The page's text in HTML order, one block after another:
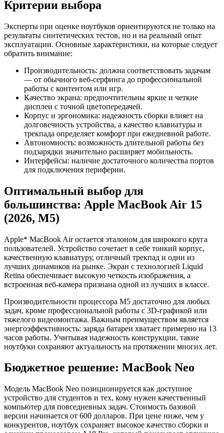
Критерии выбора
Эксперты при оценке ноутбуков ориентируются не только на
результаты синтетических тестов, но и на реальный опыт
эксплуатации. Основные характеристики, на которые следует
обратить внимание:
Производительность: должна соответствовать задачам
— от обычного веб-серфинга до профессиональной
работы с контентом или игр.
Качество экрана: предпочтительны яркие и четкие
дисплеи с точной цветопередачей.
Корпус и эргономика: надежность сборки влияет на
долговечность устройства, а качество клавиатуры и
трекпада определяет комфорт при ежедневной работе.
Автономность: возможность длительной работы без
подзарядки значительно расширяет мобильность.
Интерфейсы: наличие достаточного количества портов
для подключения периферии.
Оптимальный выбор для
большинства: Apple MacBook Air 15
(2026, M5)
Apple* MacBook Air остается эталоном для широкого круга
пользователей. Устройство сочетает в себе тонкий корпус,
качественную клавиатуру, отличный трекпад и одни из
лучших динамиков на рынке. Экран с технологией Liquid
Retina обеспечивает высокую четкость изображения, а
встроенная веб-камера признана одной из лучших в классе.
Производительности процессора M5 достаточно для любых
задач, кроме профессиональной работы с 3D-графикой или
тяжелого видеомонтажа. Важным преимуществом является
энергоэффективность: заряда батареи хватает примерно на 13
часов работы. Учитывая надежность конструкции, такие
ноутбуки сохраняют актуальность на протяжении многих лет.
Бюджетное решение: MacBook Neo
Модель MacBook Neo позиционируется как доступное
устройство для студентов и тех, кому нужен качественный
компьютер для повседневных задач. Стоимость базовой
версии начинается от 600 долларов. При цене ниже, чем у
конкурентов, ноутбук сохраняет высокое качество сборки и